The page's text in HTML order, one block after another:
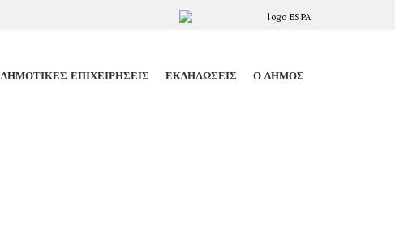
ΔΗΜΟΤΙΚΈΣ ΕΠΙΧΕΙΡΉΣΕΙΣ ΕΚΔΗΛΏΣΕΙΣ Ο ΔΉΜΟΣ